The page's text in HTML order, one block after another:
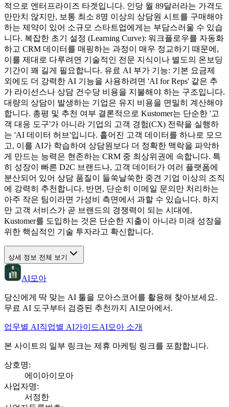
적으로 엔터프라이즈 타겟입니다. 인당 월 89달러라는 가격도
만만치 않지만, 보통 최소 8명 이상의 상담원 시트를 구매해야
하는 제약이 있어 소규모 스타트업에게는 부담스러울 수 있습
니다. 복잡한 초기 설정 (Learning Curve): 워크플로우를 자동화
하고 CRM 데이터를 매핑하는 과정이 매우 정교하기 때문에,
이를 제대로 다루려면 기술적인 전문 지식이나 별도의 온보딩
기간이 꽤 길게 필요합니다. 유료 AI 부가 기능: 기본 요금제
외에도 더 강력한 AI 기능을 사용하려면 'AI for Reps' 같은 추
가 라이선스나 상담 건수당 비용을 지불해야 하는 구조입니다.
대량의 상담이 발생하는 기업은 유지 비용을 면밀히 계산해야
합니다. 총평 및 추천 여부 결론적으로 Kustomer는 단순한 '고
객 대응 도구'가 아니라 기업의 고객 경험(CX) 전략을 실행하
는 'AI 데이터 허브'입니다. 흩어진 고객 데이터를 하나로 모으
고, 이를 AI가 학습하여 상담원보다 더 정확한 맥락을 파악하
게 만드는 능력은 현존하는 CRM 중 최상위권에 속합니다. 특
히 성장이 빠른 D2C 브랜드나, 고객 데이터가 여러 플랫폼에
분산되어 있어 상담 품질이 들쑥날쑥한 중견 기업 이상의 조직
에 강력히 추천합니다. 반면, 단순히 이메일 문의만 처리하는
아주 작은 팀이라면 가성비 측면에서 과할 수 있습니다. 하지
만 고객 서비스가 곧 브랜드의 경쟁력이 되는 시대에,
Kustomer를 도입하는 것은 단순한 지출이 아니라 미래 성장을
위한 핵심적인 기술 투자라고 확신합니다.
상세 정보 전체 보기
AI모아
당신에게 딱 맞는 AI 툴을 모아스코어를 활용해 찾아보세요.
무료 AI 도구부터 검증된 추천까지 AI모아에서.
업무별 AI직업별 AI가이드AI모아 소개
본 사이트의 일부 링크는 제휴 마케팅 링크를 포함합니다.
상호명:
에이아이모아
사업자명:
서정한